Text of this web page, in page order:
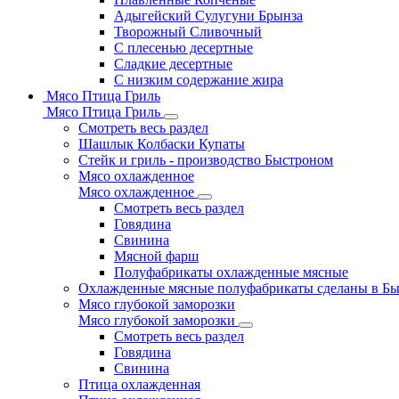
Адыгейский Сулугуни Брынза
Творожный Сливочный
С плесенью десертные
Сладкие десертные
С низким содержание жира
Мясо Птица Гриль
Мясо Птица Гриль
Смотреть весь раздел
Шашлык Колбаски Купаты
Стейк и гриль - производство Быстроном
Мясо охлажденное
Мясо охлажденное
Смотреть весь раздел
Говядина
Свинина
Мясной фарш
Полуфабрикаты охлажденные мясные
Охлажденные мясные полуфабрикаты сделаны в
Мясо глубокой заморозки
Мясо глубокой заморозки
Смотреть весь раздел
Говядина
Свинина
Птица охлажденная